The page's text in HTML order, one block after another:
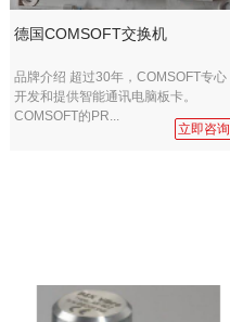
德国COMSOFT交换机
品牌介绍 超过30年，COMSOFT专心
开发和提供智能通讯电脑板卡。
COMSOFT的PR...
立即咨询